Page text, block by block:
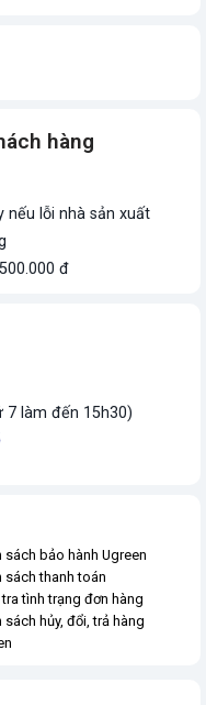
hàng
nếu lỗi nhà sản xuất
đ
7 làm đến 15h30)
sách bảo hành Ugreen
sách thanh toán
tình trạng đơn hàng
sách hủy, đổi, trả hàng